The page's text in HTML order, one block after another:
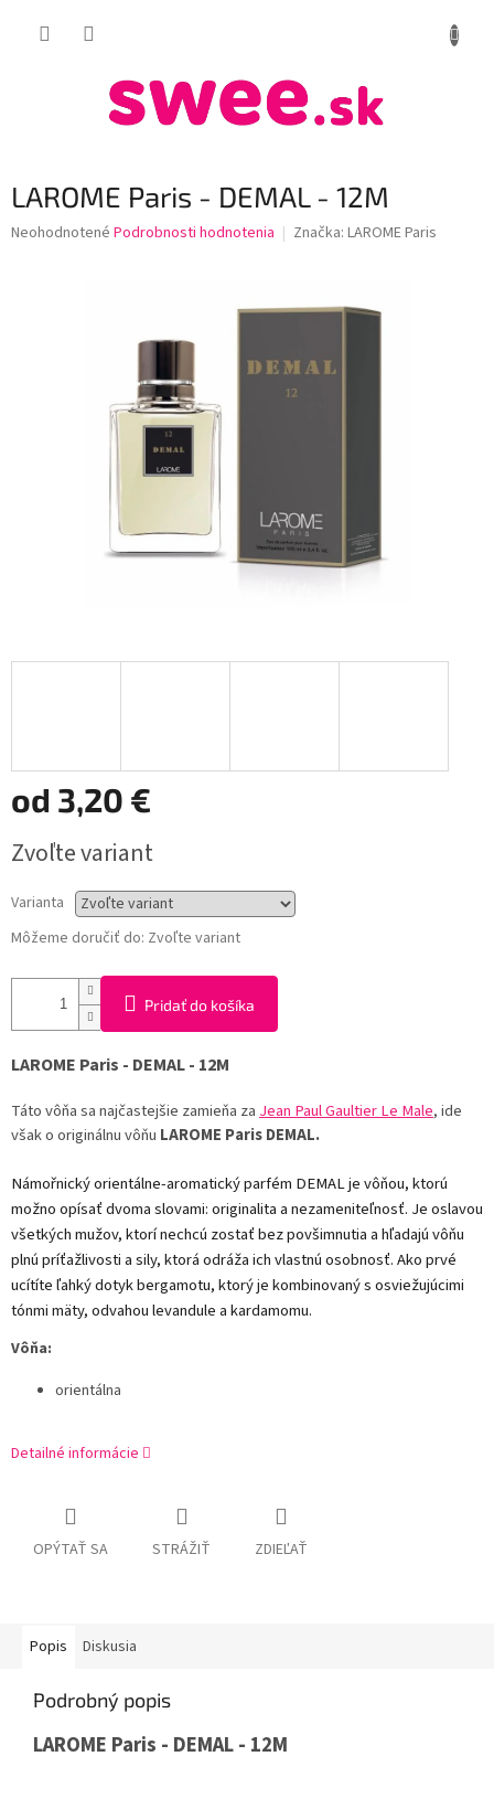
LAROME Paris - DEMAL - 12M
Priemerné
Neohodnotené Podrobnosti hodnotenia Značka: LAROME Paris
od 3,20 €
cena:
Zvoľte variant
Varianta
Môžeme doručiť do: Zvoľte variant
Pridať do košíka
LAROME Paris - DEMAL - 12M
Táto vôňa sa najčastejšie zamieňa zaJean Paul GaultierLe Male,ide
však o originálnu vôňu LAROME Paris DEMAL.
Námořnický orientálne-aromatický parfém DEMAL je vôňou, ktorú
možno opísať dvoma slovami: originalita a nezameniteľnosť. Je oslavou
všetkých mužov, ktorí nechcú zostať bez povšimnutia a hľadajú vôňu
plnú príťažlivosti a sily, ktorá odráža ich vlastnú osobnosť. Ako prvé
ucítíte ľahký dotyk bergamotu, ktorý je kombinovaný s osviežujúcimi
tónmi mäty, odvahou levandule a kardamomu.
Vôňa:
orientálna
Detailné informácie
OPÝTAŤ SA STRÁŽIŤ ZDIEĽAŤ
Popis Diskusia
Podrobný popis
LAROME Paris - DEMAL - 12M